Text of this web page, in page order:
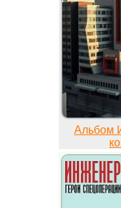
Альбом